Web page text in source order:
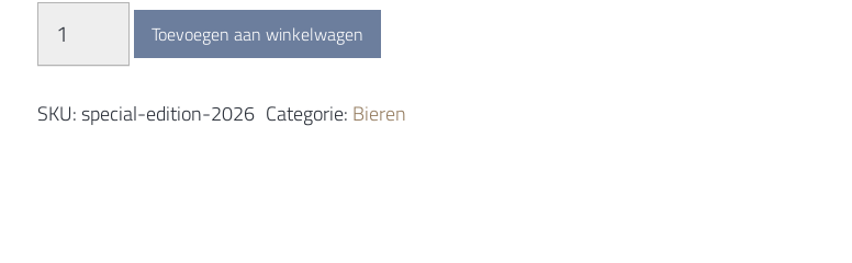
Berne
Special
2026
Toevoegen aan winkelwagen
SKU:special-edition-2026 Categorie: Bieren